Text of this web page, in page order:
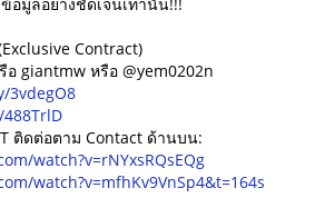
Contract)
อ giantmw หรือ @yem0202n
3vdegO8
ติดต่อตาม Contact ด้านบน:
watch?v=rNYxsRQsEQg
watch?v=mfhKv9VnSp4&t=164s